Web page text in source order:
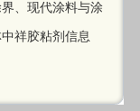
、现代涂料与涂
祥胶粘剂信息